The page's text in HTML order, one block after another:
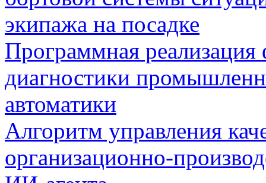
экипажа на посадке
Программная
диагностики
автоматики
Алгоритм управления
организационно-